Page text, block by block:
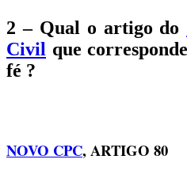
2 – Qual o artigo do
Civil que
fé ?
NOVO CPC, ARTIGO 80